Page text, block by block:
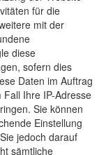
für die
mit der
diese
sofern dies
Daten im Auftrag
Ihre IP-Adresse
Sie können
Einstellung
jedoch darauf
sämtliche